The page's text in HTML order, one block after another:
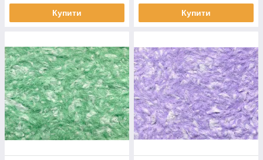
Купити Купити